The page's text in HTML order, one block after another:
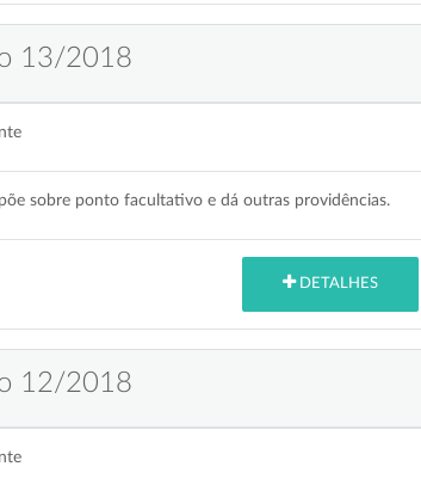
13/2018
sobre ponto facultativo e dá outras providências.
DETALHES
12/2018